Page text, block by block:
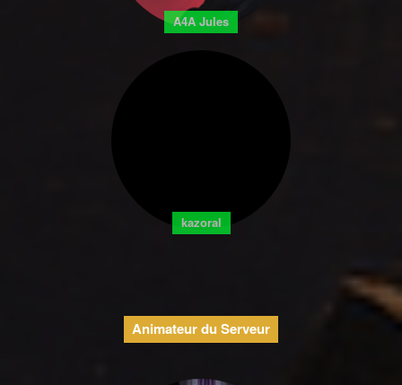
A4A Jules
kazoral
Animateur du Serveur